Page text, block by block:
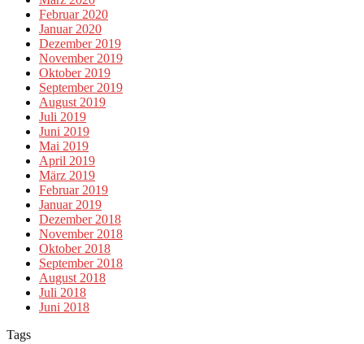
Februar 2020
Januar 2020
Dezember 2019
November 2019
Oktober 2019
September 2019
August 2019
Juli 2019
Juni 2019
Mai 2019
April 2019
März 2019
Februar 2019
Januar 2019
Dezember 2018
November 2018
Oktober 2018
September 2018
August 2018
Juli 2018
Juni 2018
Tags